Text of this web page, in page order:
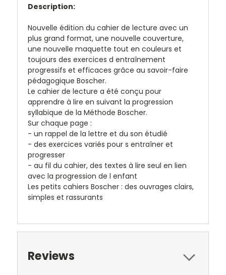
Description:
Nouvelle édition du cahier de lecture avec un
plus grand format, une nouvelle couverture,
une nouvelle maquette tout en couleurs et
toujours des exercices d entraînement
progressifs et efficaces grâce au savoir-faire
pédagogique Boscher.
Le cahier de lecture a été conçu pour
apprendre à lire en suivant la progression
syllabique de la Méthode Boscher.
Sur chaque page :
- un rappel de la lettre et du son étudié
- des exercices variés pour s entraîner et
progresser
- au fil du cahier, des textes à lire seul en lien
avec la progression de l enfant
Les petits cahiers Boscher : des ouvrages clairs,
simples et rassurants
Reviews